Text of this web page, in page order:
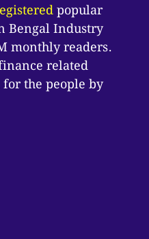
popular
Bengal Industry
monthly readers.
related
the people by